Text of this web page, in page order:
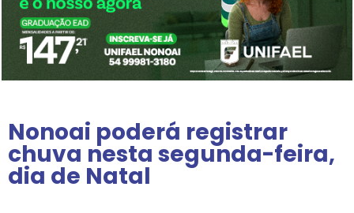
Nonoai poderá registrar
chuva nesta segunda-feira,
dia de Natal